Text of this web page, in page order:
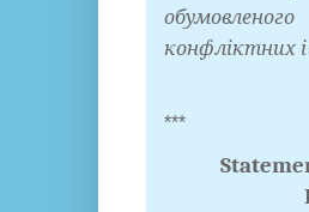
конфліктних і
***